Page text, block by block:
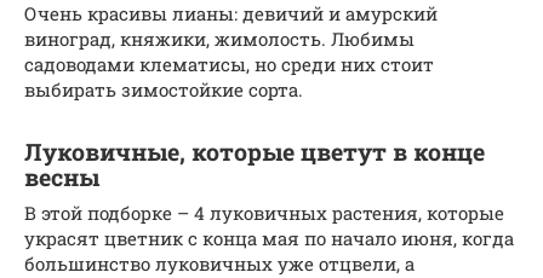
Очень красивы лианы: девичий и амурский
виноград, княжики, жимолость. Любимы
садоводами клематисы, но среди них стоит
выбирать зимостойкие сорта.
Луковичные, которые цветут в конце
весны
В этой подборке – 4 луковичных растения, которые
украсят цветник с конца мая по начало июня, когда
большинство луковичных уже отцвели, а